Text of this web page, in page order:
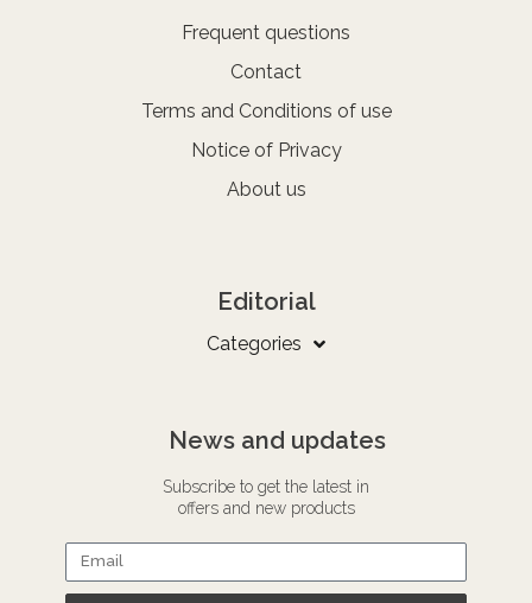
Frequent questions
Contact
Terms and Conditions of use
Notice of Privacy
About us
Editorial
Categories
News and updates
Subscribe to get the latest in
offers and new products